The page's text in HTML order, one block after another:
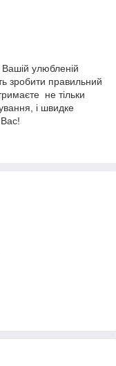
улюбленій
зробити правильний
не тільки
і швидке